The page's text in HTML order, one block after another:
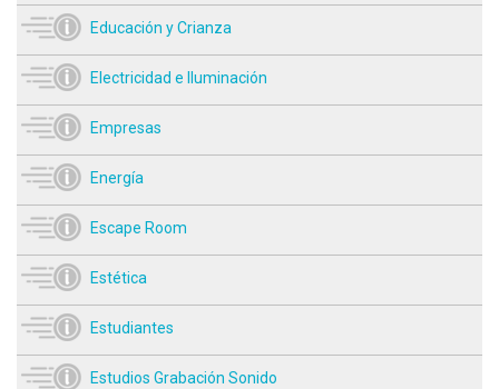
Educación y Crianza
Electricidad e Iluminación
Empresas
Energía
Escape Room
Estética
Estudiantes
Estudios Grabación Sonido